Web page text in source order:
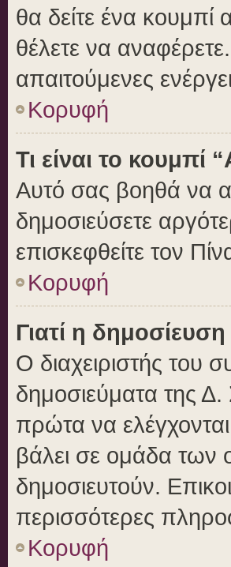
θα δείτε ένα
θέλετε να
απαιτούμενες
Κορυφή
Τι είναι το
Αυτό σας βοηθά να
δημοσιεύσετε
επισκεφθείτε τον
Κορυφή
Γιατί η
Ο διαχειριστής του
δημοσιεύματα της
πρώτα να
βάλει σε ομάδα των
δημοσιευτούν.
περισσότερες
Κορυφή